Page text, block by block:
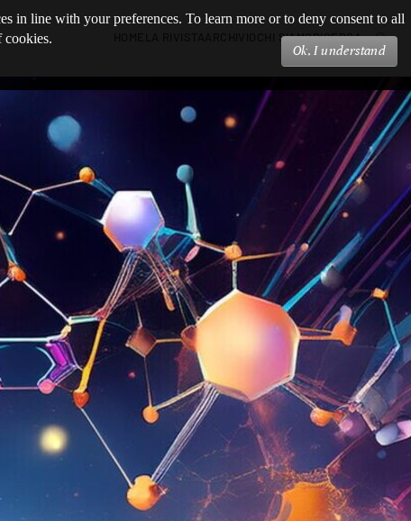
CHI SIAMORICERCA
in line with your preferences. To learn more or to deny consent to all
cookies.
Ok, I understand